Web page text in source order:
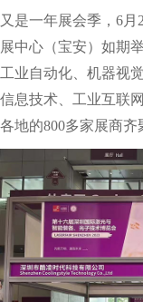
又是一年展会季，6
展中心（宝安）如期
工业自动化、机器视
信息技术、工业互联
各地的800多家展商齐